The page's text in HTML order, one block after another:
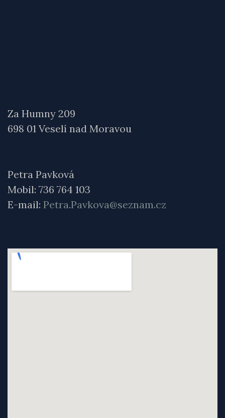
Za Humny 209
698 01 Veselí nad Moravou
Petra Pavková
Mobil: 736 764 103
E-mail: Petra.Pavkova@seznam.cz